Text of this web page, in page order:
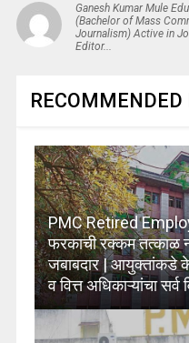
Ganesh Kumar Mule
(Bachelor of Mass
Journalism) Active in
Editor...
RECOMMENDED
PMC Retired
फरकाची रक्कम तत्काळ
जबाबदार | आयुक्तांकडे
व वित्त अधिकाऱ्यांचा सर्व